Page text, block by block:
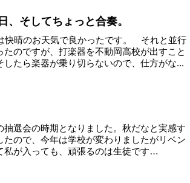
、そしてちょっと合奏。
快晴のお天気で良かったです。 それと並行
のですが、打楽器を不動岡高校が出すこと
たら楽器が乗り切らないので、仕方がな...
選会の時期となりました。秋だなと実感す
ので、今年は学校が変わりましたがリベン
が入っても、頑張るのは生徒です